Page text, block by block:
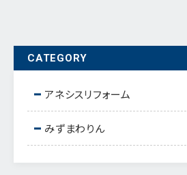
CATEGORY
アネシスリフォーム
みずまわりん